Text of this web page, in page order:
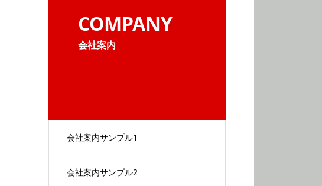
COMPANY
会社案内
会社案内サンプル1
会社案内サンプル2